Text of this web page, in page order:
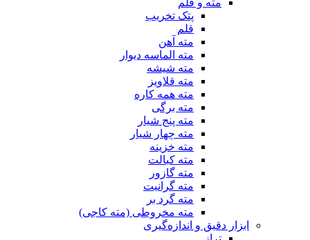
پتک تخریب
قلم
مته آهن
مته الماسه دیوار
مته شیشه
مته قلاویز
مته همه کاره
مته برگی
مته پنج شیار
مته چهار شیار
مته خزینه
مته کبالت
مته گازور
مته گرانیت
مته گرد بر
مته مخروطی (مته کاجی)
ابزار دقیق و اندازه‌گیری